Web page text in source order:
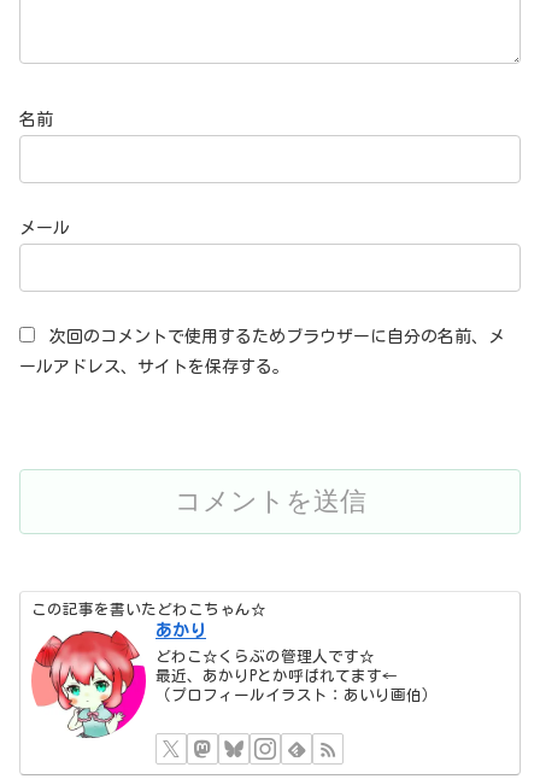
名前
メール
次回のコメントで使用するためブラウザーに自分の名前、メ
ールアドレス、サイトを保存する。
この記事を書いたどわこちゃん☆
あかり
どわこ☆くらぶの管理人です☆
最近、あかりPとか呼ばれてます←
（プロフィールイラスト：あいり画伯）